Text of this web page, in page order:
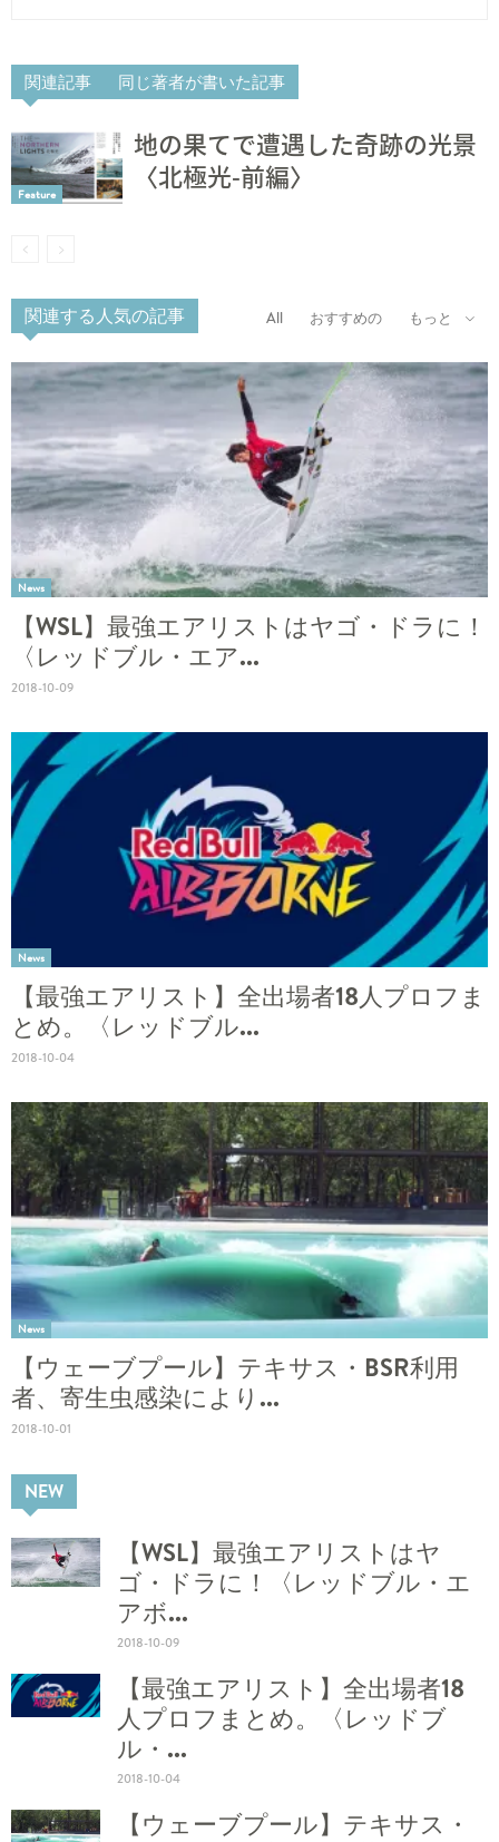
関連記事 同じ著者が書いた記事
Feature
地の果てで遭遇した奇跡の光景
〈北極光-前編〉
関連する人気の記事 All おすすめの もっと
News
【WSL】最強エアリストはヤゴ・ドラに！
〈レッドブル・エア...
2018-10-09
News
【最強エアリスト】全出場者18人プロフま
とめ。〈レッドブル...
2018-10-04
News
【ウェーブプール】テキサス・BSR利用
者、寄生虫感染により...
2018-10-01
NEW
【WSL】最強エアリストはヤ
ゴ・ドラに！〈レッドブル・エ
アボ...
2018-10-09
【最強エアリスト】全出場者18
人プロフまとめ。〈レッドブ
ル・...
2018-10-04
【ウェーブプール】テキサス・